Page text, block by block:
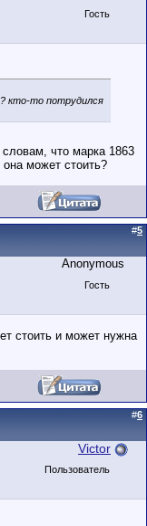
Гость
кто-то потрудился
что марка 1863
может стоить?
#5
Anonymous
Гость
стоить и может нужна
#6
Victor
Пользователь